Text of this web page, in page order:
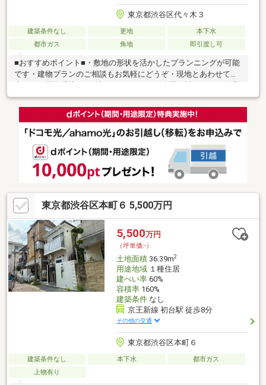
東京都渋谷区代々木３
建築条件なし 更地
本下水
都市ガス
角地 即引渡し可
■おすすめポイント■・敷地の形状を活かしたプランニングが可能
です・建物プランのご相談もお気軽にどうぞ・現地とあわせて日
境◎・徒歩圏内に小学校があり子育てに嬉しいエリア・お仕事帰
りのご見学も大歓迎・探し始めのお客様、正しい家探しをお伝え
します＊ご来店頂きアンケート回答でギフトカードプレゼント！
■交通アクセス■・小田急線【南新宿】駅徒歩7分----------------------お
又は大和アクタス 0120-105-111(通話無料)まで
東京都渋谷区本町６ 5,500万円
5,500万円
（坪単価:-）
土地面積36.39m2
用途地域１種住居
建ぺい率60%
容積率160%
建築条件なし
京王新線 初台駅 徒歩8分
その他の交通
東京都渋谷区本町６
建築条件なし 本下水
都市ガス
上物有り